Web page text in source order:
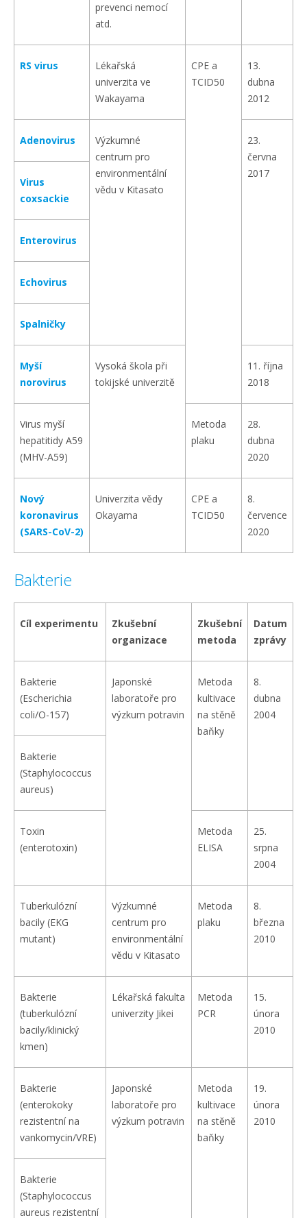
prevenci nemocí
atd.
RS virus
Lékařská
univerzita ve
Wakayama
CPE a
TCID50
13.
dubna
2012
Adenovirus
Výzkumné
centrum pro
environmentální
vědu v Kitasato
23.
června
2017
Virus
coxsackie
Enterovirus
Echovirus
Spalničky
Myší
norovirus
Vysoká škola při
tokijské univerzitě
11. října
2018
Virus myší
hepatitidy A59
(MHV-A59)
Metoda
plaku
28.
dubna
2020
Nový
koronavirus
(SARS-CoV-2)
Univerzita vědy
Okayama
CPE a
TCID50
8.
července
2020
Bakterie
Cíl experimentu
Zkušební
organizace
Zkušební
metoda
Datum
zprávy
Bakterie
(Escherichia
coli/O-157)
Japonské
laboratoře pro
výzkum potravin
Metoda
kultivace
na stěně
baňky
8.
dubna
2004
Bakterie
(Staphylococcus
aureus)
Toxin
(enterotoxin)
Metoda
ELISA
25.
srpna
2004
Tuberkulózní
bacily (EKG
mutant)
Výzkumné
centrum pro
environmentální
vědu v Kitasato
Metoda
plaku
8.
března
2010
Bakterie
(tuberkulózní
bacily/klinický
kmen)
Lékařská fakulta
univerzity Jikei
Metoda
PCR
15.
února
2010
Bakterie
(enterokoky
rezistentní na
vankomycin/VRE)
Japonské
laboratoře pro
výzkum potravin
Metoda
kultivace
na stěně
baňky
19.
února
2010
Bakterie
(Staphylococcus
aureus rezistentní